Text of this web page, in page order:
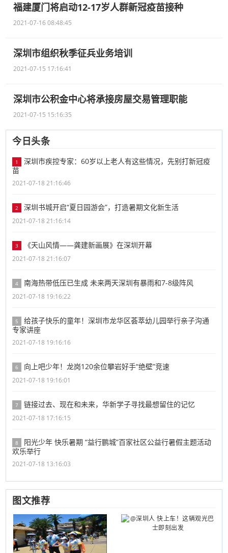
福建厦门将启动12-17岁人群新冠疫苗接种
2021-07-16 08:48:45
深圳市组织秋季征兵业务培训
2021-07-15 17:16:41
深圳市公积金中心将承接房屋交易管理职能
2021-07-15 15:16:35
今日头条
1
深圳市疾控专家：60岁以上老人有这些情况，先别打新冠疫
苗
2021-07-18 21:16:46
2 深圳书城开启“夏日园游会”，打造暑期文化新生活
2021-07-18 21:16:14
3 《天山风情——龚建新画展》在深圳开幕
2021-07-18 21:16:07
4 南海热带低压已生成 未来两天深圳有暴雨和7-8级阵风
2021-07-18 19:16:22
5
给孩子快乐的童年！深圳市龙华区荟萃幼儿园举行亲子沟通
专家讲座
2021-07-18 19:16:16
6 向上吧少年！龙岗120余位攀岩好手“绝壁”竞速
2021-07-18 19:16:01
7 链接过去、现在和未来，华新学子寻找最想留住的记忆
2021-07-18 17:16:15
8
阳光少年 快乐暑期 “益行鹏城”百家社区公益行暑假主题活动
欢乐举行
2021-07-18 13:16:03
图文推荐